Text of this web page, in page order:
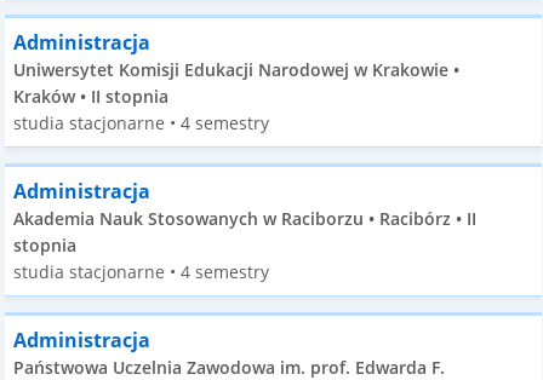
Administracja
Uniwersytet Komisji Edukacji Narodowej w Krakowie •
Kraków • II stopnia
studia stacjonarne • 4 semestry
Administracja
Akademia Nauk Stosowanych w Raciborzu • Racibórz • II
stopnia
studia stacjonarne • 4 semestry
Administracja
Państwowa Uczelnia Zawodowa im. prof. Edwarda F.